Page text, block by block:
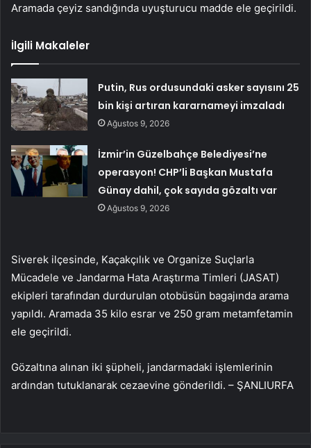
Aramada çeyiz sandığında uyuşturucu madde ele geçirildi.
İlgili Makaleler
Putin, Rus ordusundaki asker sayısını 25
bin kişi artıran kararnameyi imzaladı
Ağustos 9, 2026
İzmir’in Güzelbahçe Belediyesi’ne
operasyon! CHP’li Başkan Mustafa
Günay dahil, çok sayıda gözaltı var
Ağustos 9, 2026
Siverek ilçesinde, Kaçakçılık ve Organize Suçlarla
Mücadele ve Jandarma Hata Araştırma Timleri (JASAT)
ekipleri tarafından durdurulan otobüsün bagajında ​​arama
yapıldı. Aramada 35 kilo esrar ve 250 gram metamfetamin
ele geçirildi.
Gözaltına alınan iki şüpheli, jandarmadaki işlemlerinin
ardından tutuklanarak cezaevine gönderildi. – ŞANLIURFA